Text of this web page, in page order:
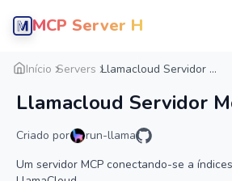
MCP Server Hub
Início Servers Llamacloud Servidor ...
Llamacloud Servidor
Criado por
run-llama
Um servidor MCP conectando-se a
Visão geral Detalhe